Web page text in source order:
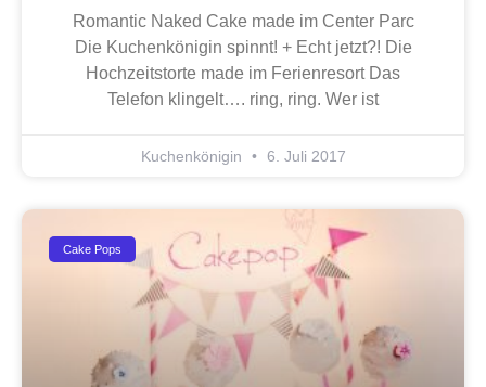
Romantic Naked Cake made im Center Parc
Die Kuchenkönigin spinnt! + Echt jetzt?! Die
Hochzeitstorte made im Ferienresort Das
Telefon klingelt…. ring, ring. Wer ist
Kuchenkönigin 6. Juli 2017
Cake Pops